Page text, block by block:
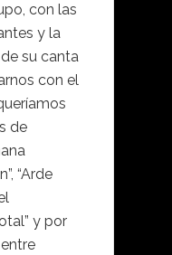
con las
y la
su canta
con el
de
“Arde
y por
entre